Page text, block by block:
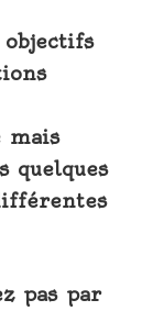
objectifs
mais
quelques
pas par